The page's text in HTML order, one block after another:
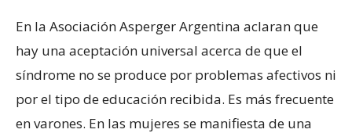
En la Asociación Asperger Argentina aclaran que
hay una aceptación universal acerca de que el
síndrome no se produce por problemas afectivos ni
por el tipo de educación recibida. Es más frecuente
en varones. En las mujeres se manifiesta de una